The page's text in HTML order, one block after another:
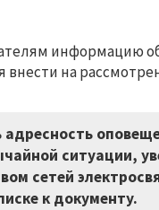
информацию
на
ситуации,
сетей
к документу.